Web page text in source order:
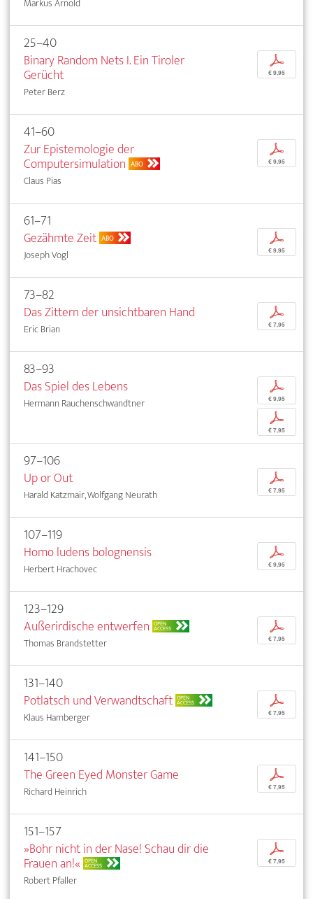
25–40
Binary Random Nets I. Ein Tiroler
Gerücht
Peter Berz
p
€ 9,95
41–60
Zur Epistemologie der
Computersimulation ABO
Claus Pias
p
€ 9,95
61–71
Gezähmte Zeit ABO
Joseph Vogl
p
€ 9,95
73–82
Das Zittern der unsichtbaren Hand
Eric Brian
p
€ 7,95
83–93
Das Spiel des Lebens
Hermann Rauchenschwandtner
p
€ 9,95
p
€ 7,95
97–106
Up or Out
Harald Katzmair, Wolfgang Neurath
p
€ 7,95
107–119
Homo ludens bolognensis
Herbert Hrachovec
p
€ 9,95
123–129
Außerirdische entwerfen OPEN
ACCESS
Thomas Brandstetter
p
€ 7,95
131–140
Potlatsch und Verwandtschaft OPEN
ACCESS
Klaus Hamberger
p
€ 7,95
141–150
The Green Eyed Monster Game
Richard Heinrich
p
€ 7,95
151–157
»Bohr nicht in der Nase! Schau dir die
Frauen an!« OPEN
ACCESS
Robert Pfaller
p
€ 7,95